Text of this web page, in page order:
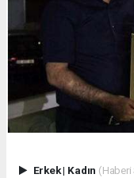
Erkek| Kadın (Haberi